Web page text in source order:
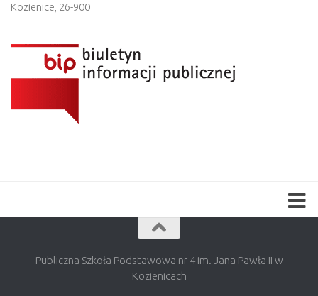
Kozienice, 26-900
Publiczna Szkoła Podstawowa nr 4 im. Jana Pawła II w
Kozienicach